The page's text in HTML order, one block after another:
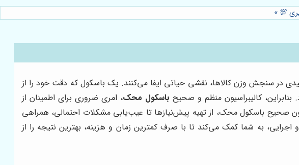
💯
»
در سنجش وزن کالاها، نقشی حیاتی ایفا می‌کنند. یک باسکول که دقت خود را از
کالیبراسیون منظم و صحیح باسکول محک، امری ضروری برای اطمینان از
صحیح باسکول محک، از تهیه پیش‌نیازها تا عیب‌یابی مشکلات احتمالی، همراهی
اجرایی، به شما کمک می‌کند تا با صرف کمترین زمان و هزینه، بهترین نتیجه را از